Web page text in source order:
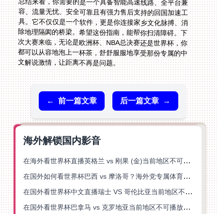
文解说激情，让距离不再是问题。
← 前一篇文章 后一篇文章 →
海外解锁国内影音
在海外看世界杯直播英格兰 vs 刚果 (金)当前地区不可播放？这篇指南帮你突破所有限制
在国外如何看世界杯巴西 vs 摩洛哥？海外党专属体育观赛指南来了
在国外看世界杯中文直播瑞士 VS 哥伦比亚当前地区不可播放？这篇指南帮你搞定
在国外看世界杯巴拿马 vs 克罗地亚当前地区不可播放？这篇指南帮你轻松解决海外体育直播难题